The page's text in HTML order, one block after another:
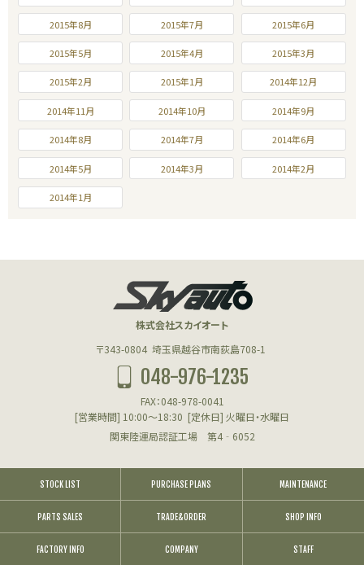
2015年8月 2015年7月 2015年6月
2015年5月 2015年4月 2015年3月
2015年2月 2015年1月 2014年12月
2014年11月 2014年10月 2014年9月
2014年8月 2014年7月 2014年6月
2014年5月 2014年3月 2014年2月
2014年1月
株式会社スカイオート
〒343-0804 埼玉県越谷市南荻島708-1
048-976-1235
FAX：048-978-0041
[営業時間] 10:00～18:30 [定休日] 火曜日・水曜日
関東陸運局認証工場 第4‐6052
STOCK LIST PURCHASE PLANS MAINTENANCE
PARTS SALES TRADE&ORDER SHOP INFO
FACTORY INFO COMPANY STAFF